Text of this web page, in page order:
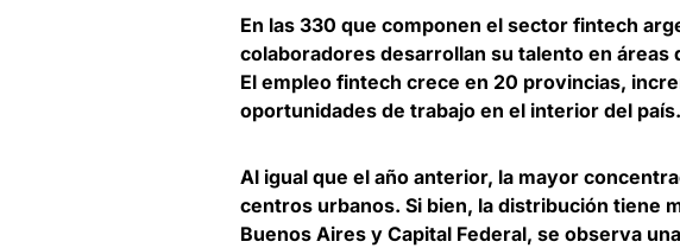
En las 330 que componen el sector fintech
colaboradores desarrollan su talento en áreas
El empleo fintech crece en 20 provincias,
oportunidades de trabajo en el interior del país.
Al igual que el año anterior, la mayor
centros urbanos. Si bien, la distribución tiene
Buenos Aires y Capital Federal, se observa